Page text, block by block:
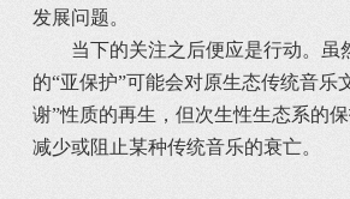
发展问题。
当下的关注之后便应是行动。虽
的“亚保护”可能会对原生态传统音乐
谢”性质的再生，但次生性生态系的保
减少或阻止某种传统音乐的衰亡。